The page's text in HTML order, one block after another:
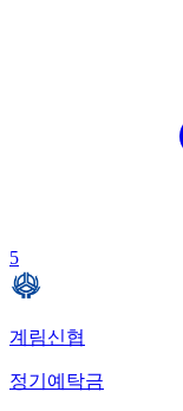
5
계림신협
정기예탁금